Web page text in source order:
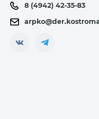
8 (4942) 42-35-83